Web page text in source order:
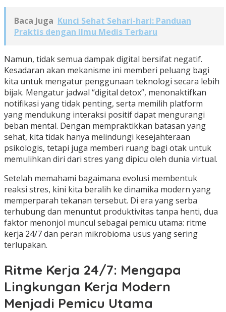
Baca Juga Kunci Sehat Sehari-hari: Panduan
Praktis dengan Ilmu Medis Terbaru
Namun, tidak semua dampak digital bersifat negatif.
Kesadaran akan mekanisme ini memberi peluang bagi
kita untuk mengatur penggunaan teknologi secara lebih
bijak. Mengatur jadwal “digital detox”, menonaktifkan
notifikasi yang tidak penting, serta memilih platform
yang mendukung interaksi positif dapat mengurangi
beban mental. Dengan mempraktikkan batasan yang
sehat, kita tidak hanya melindungi kesejahteraan
psikologis, tetapi juga memberi ruang bagi otak untuk
memulihkan diri dari stres yang dipicu oleh dunia virtual.
Setelah memahami bagaimana evolusi membentuk
reaksi stres, kini kita beralih ke dinamika modern yang
memperparah tekanan tersebut. Di era yang serba
terhubung dan menuntut produktivitas tanpa henti, dua
faktor menonjol muncul sebagai pemicu utama: ritme
kerja 24/7 dan peran mikrobioma usus yang sering
terlupakan.
Ritme Kerja 24/7: Mengapa
Lingkungan Kerja Modern
Menjadi Pemicu Utama